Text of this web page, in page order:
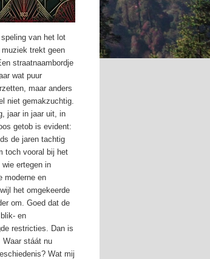
van het lot
trekt geen
straatnaambordje
wat puur
maar anders
niet gemakzuchtig.
jaar in jaar uit, in
getob is evident:
de jaren tachtig
toch vooral bij het
ertegen in
moderne en
het omgekeerde
om. Goed dat de
en
restricties. Dan is
Waar stáát nu
Wat mij